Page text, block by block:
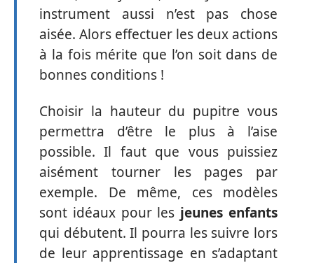
instrument aussi n’est pas chose
aisée. Alors effectuer les deux actions
à la fois mérite que l’on soit dans de
bonnes conditions !
Choisir la hauteur du pupitre vous
permettra d’être le plus à l’aise
possible. Il faut que vous puissiez
aisément tourner les pages par
exemple. De même, ces modèles
sont idéaux pour les jeunes enfants
qui débutent. Il pourra les suivre lors
de leur apprentissage en s’adaptant